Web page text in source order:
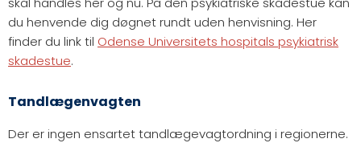
du henvende dig døgnet rundt uden henvisning. Her
finder du link til Odense Universitets hospitals psykiatrisk
skadestue.
Tandlægenvagten
Der er ingen ensartet tandlægevagtordning i regionerne.